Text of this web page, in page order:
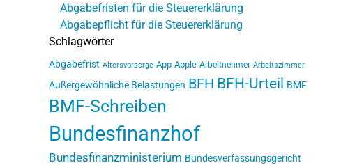
Abgabefristen für die Steuererklärung
Abgabepflicht für die Steuererklärung
Schlagwörter
Abgabefrist Altersvorsorge App Apple Arbeitnehmer Arbeitszimmer
Außergewöhnliche Belastungen BFH BFH-Urteil BMF
BMF-Schreiben
Bundesfinanzhof
Bundesfinanzministerium Bundesverfassungsgericht